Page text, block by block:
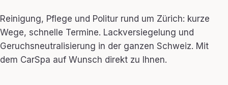
Reinigung, Pflege und Politur rund um Zürich: kurze
Wege, schnelle Termine. Lackversiegelung und
Geruchsneutralisierung in der ganzen Schweiz. Mit
dem CarSpa auf Wunsch direkt zu Ihnen.